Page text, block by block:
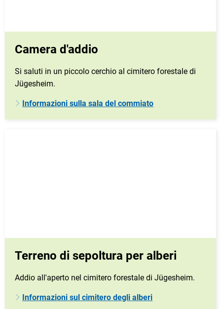
Camera d'addio
Si saluti in un piccolo cerchio al cimitero forestale di
Jügesheim.
Informazioni sulla sala del commiato
Terreno di sepoltura per alberi
Addio all'aperto nel cimitero forestale di Jügesheim.
Informazioni sul cimitero degli alberi